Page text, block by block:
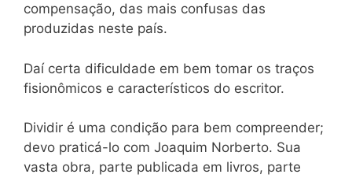
compensação, das mais confusas das
produzidas neste país.
Daí certa dificuldade em bem tomar os traços
fisionômicos e característicos do escritor.
Dividir é uma condição para bem compreender;
devo praticá-lo com Joaquim Norberto. Sua
vasta obra, parte publicada em livros, parte